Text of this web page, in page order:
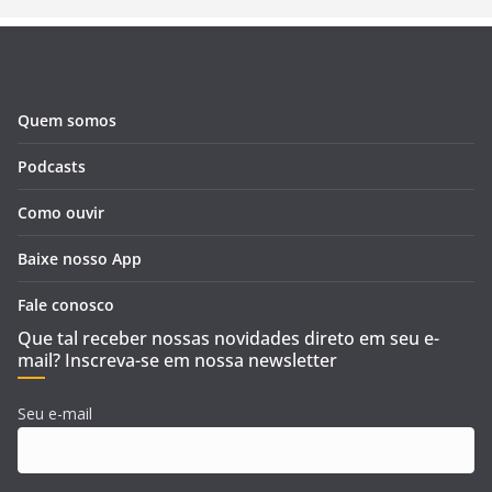
Quem somos
Podcasts
Como ouvir
Baixe nosso App
Fale conosco
Que tal receber nossas novidades direto em seu e-
mail? Inscreva-se em nossa newsletter
Seu e-mail